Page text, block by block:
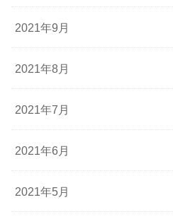
2021年9月
2021年8月
2021年7月
2021年6月
2021年5月